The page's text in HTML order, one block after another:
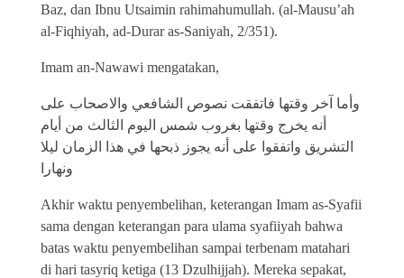
Baz, dan Ibnu Utsaimin rahimahumullah. (al-Mausu’ah
al-Fiqhiyah, ad-Durar as-Saniyah, 2/351).
Imam an-Nawawi mengatakan,
وأما آخر وقتها فاتفقت نصوص الشافعي والاصحاب على
أنه يخرج وقتها بغروب شمس اليوم الثالث من أيام
التشريق واتفقوا على أنه يجوز ذبحها في هذا الزمان ليلا
ونهارا
Akhir waktu penyembelihan, keterangan Imam as-Syafii
sama dengan keterangan para ulama syafiiyah bahwa
batas waktu penyembelihan sampai terbenam matahari
di hari tasyriq ketiga (13 Dzulhijjah). Mereka sepakat,